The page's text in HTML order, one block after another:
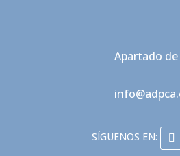
Apartado de